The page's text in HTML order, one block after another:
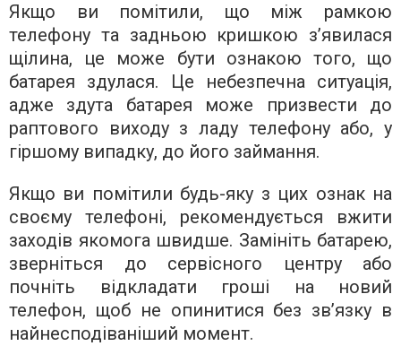
Якщо ви помітили, що між рамкою
телефону та задньою кришкою з’явилася
щілина, це може бути ознакою того, що
батарея здулася. Це небезпечна ситуація,
адже здута батарея може призвести до
раптового виходу з ладу телефону або, у
гіршому випадку, до його займання.
Якщо ви помітили будь-яку з цих ознак на
своєму телефоні, рекомендується вжити
заходів якомога швидше. Замініть батарею,
зверніться до сервісного центру або
почніть відкладати гроші на новий
телефон, щоб не опинитися без зв’язку в
найнесподіваніший момент.